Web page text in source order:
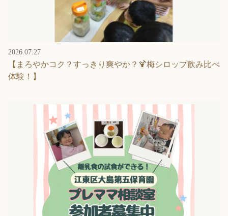
2026.07.27
【まろやかコク？すっきり爽やか？🍹梅シロップ飲み比べ
体験！】